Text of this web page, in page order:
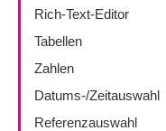
Rich-Text-Editor
Tabellen
Zahlen
Datums-/Zeitauswahl
Referenzauswahl